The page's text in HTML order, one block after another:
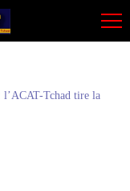
l’ACAT-Tchad tire la